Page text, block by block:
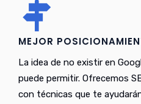
MEJOR
La idea de no existir en
puede permitir. Ofrecemos
con técnicas que te